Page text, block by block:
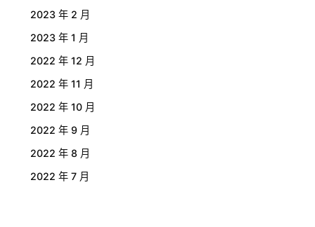
2023 年 2 月
2023 年 1 月
2022 年 12 月
2022 年 11 月
2022 年 10 月
2022 年 9 月
2022 年 8 月
2022 年 7 月